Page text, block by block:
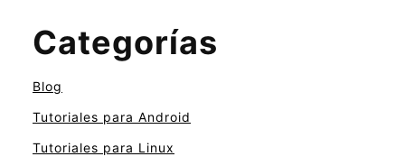
Categorías
Blog
Tutoriales para Android
Tutoriales para Linux